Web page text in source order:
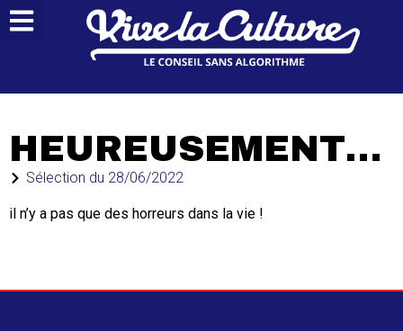
HEUREUSEMENT…
Sélection du 28/06/2022
il n’y a pas que des horreurs dans la vie !